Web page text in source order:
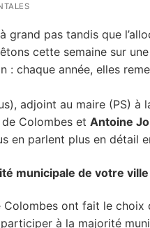
grand pas tandis que
cette semaine sur
: chaque année, elles
adjoint au maire (PS) à
Colombes et Antoine
en parlent plus en détail
municipale de votre
ont fait le choix
à la majorité